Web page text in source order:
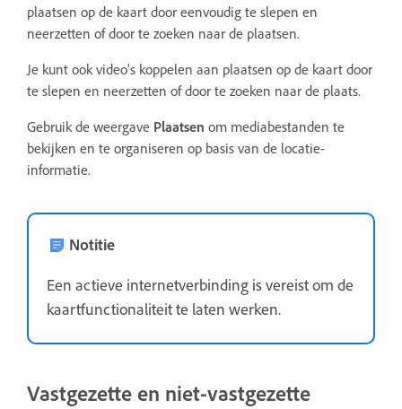
plaatsen op de kaart door eenvoudig te slepen en
neerzetten of door te zoeken naar de plaatsen.
Je kunt ook video's koppelen aan plaatsen op de kaart door
te slepen en neerzetten of door te zoeken naar de plaats.
Gebruik de weergave Plaatsen om mediabestanden te
bekijken en te organiseren op basis van de locatie-
informatie.
Notitie
Een actieve internetverbinding is vereist om de
kaartfunctionaliteit te laten werken.
Vastgezette en niet-vastgezette